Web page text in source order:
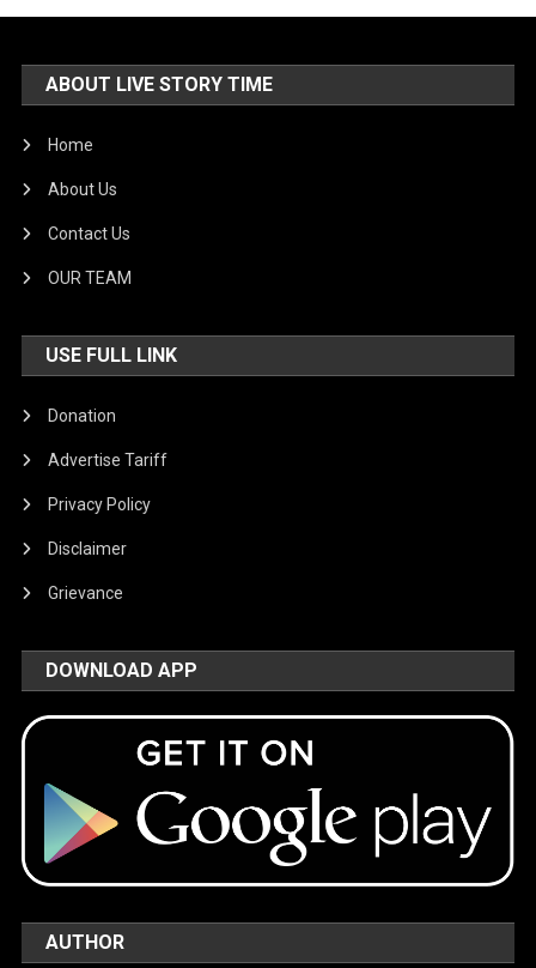
ABOUT LIVE STORY TIME
Home
About Us
Contact Us
OUR TEAM
USE FULL LINK
Donation
Advertise Tariff
Privacy Policy
Disclaimer
Grievance
DOWNLOAD APP
AUTHOR